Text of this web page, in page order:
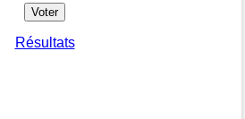
Résultats